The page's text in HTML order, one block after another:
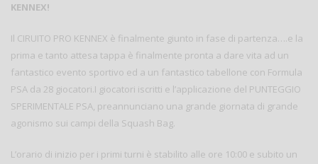
KENNEX!
Il CIRUITO PRO KENNEX è finalmente giunto in fase di partenza….e la
prima e tanto attesa tappa è finalmente pronta a dare vita ad un
fantastico evento sportivo ed a un fantastico tabellone con Formula
PSA da 28 giocatori.I giocatori iscritti e l’applicazione del PUNTEGGIO
SPERIMENTALE PSA, preannunciano una grande giornata di grande
agonismo sui campi della Squash Bag.
L’orario di inizio per i primi turni è stabilito alle ore 10:00 e subito un